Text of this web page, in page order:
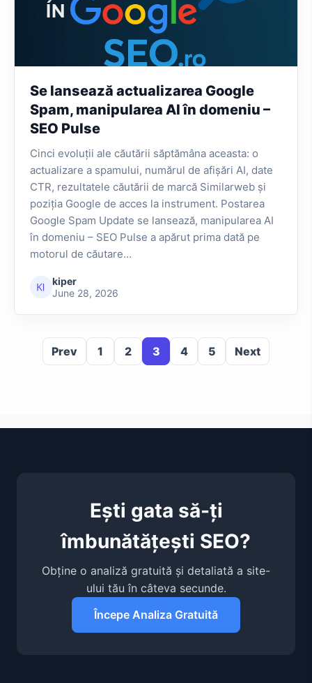
Se lansează actualizarea Google
Spam, manipularea AI în domeniu –
SEO Pulse
Cinci evoluții ale căutării săptămâna aceasta: o
actualizare a spamului, numărul de afișări AI, date
CTR, rezultatele căutării de marcă Similarweb și
poziția Google de acces la instrument. Postarea
Google Spam Update se lansează, manipularea AI
în domeniu – SEO Pulse a apărut prima dată pe
motorul de căutare…
kiper
June 28, 2026
Prev 1 2 3 4 5 Next
Ești gata să-ți
îmbunătățești SEO?
Obține o analiză gratuită și detaliată a site-
ului tău în câteva secunde.
Începe Analiza Gratuită